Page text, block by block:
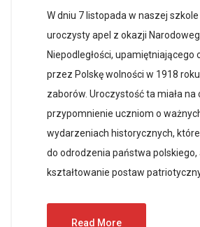
W dniu 7 listopada w naszej szkole
uroczysty apel z okazji
Niepodległości, upamiętniającego
przez Polskę wolności w 1918
zaborów. Uroczystość ta miała na
przypomnienie uczniom o
wydarzeniach historycznych,
do odrodzenia państwa polskiego,
kształtowanie postaw
Read More